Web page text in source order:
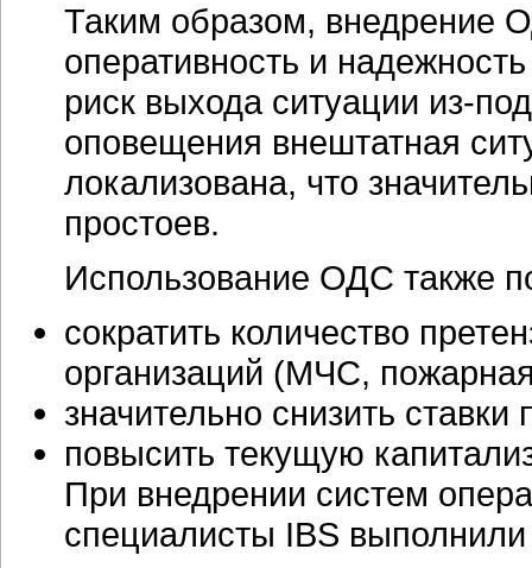
Таким образом, внедрение
оперативность и
риск выхода ситуации из-
оповещения внештатная
локализована, что
простоев.
Использование ОДС также
сократить количество
организаций (МЧС,
значительно снизить ставки
повысить текущую
При внедрении систем
специалисты IBS